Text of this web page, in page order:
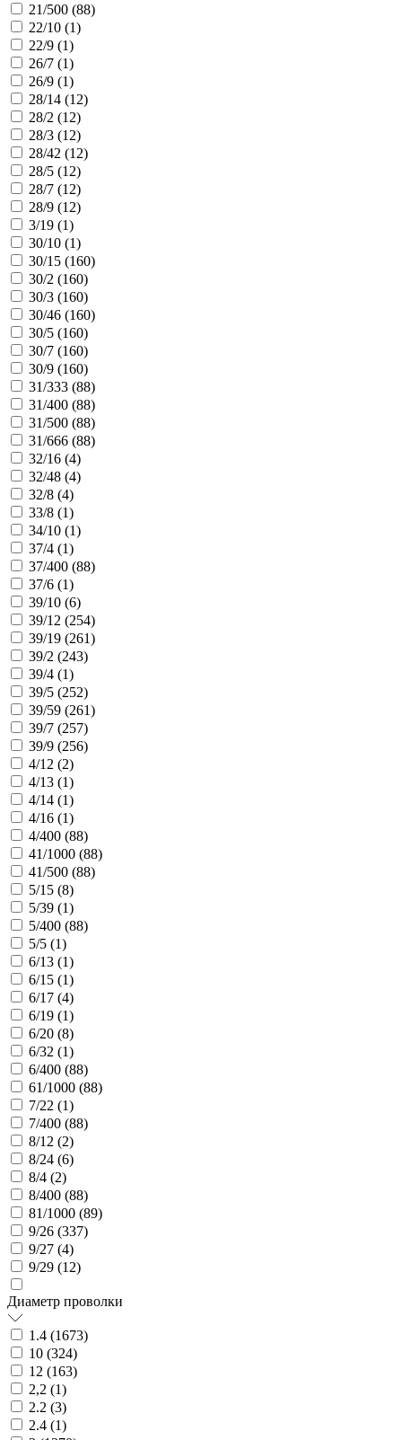
21/500 (88)
22/10 (1)
22/9 (1)
26/7 (1)
26/9 (1)
28/14 (12)
28/2 (12)
28/3 (12)
28/42 (12)
28/5 (12)
28/7 (12)
28/9 (12)
3/19 (1)
30/10 (1)
30/15 (160)
30/2 (160)
30/3 (160)
30/46 (160)
30/5 (160)
30/7 (160)
30/9 (160)
31/333 (88)
31/400 (88)
31/500 (88)
31/666 (88)
32/16 (4)
32/48 (4)
32/8 (4)
33/8 (1)
34/10 (1)
37/4 (1)
37/400 (88)
37/6 (1)
39/10 (6)
39/12 (254)
39/19 (261)
39/2 (243)
39/4 (1)
39/5 (252)
39/59 (261)
39/7 (257)
39/9 (256)
4/12 (2)
4/13 (1)
4/14 (1)
4/16 (1)
4/400 (88)
41/1000 (88)
41/500 (88)
5/15 (8)
5/39 (1)
5/400 (88)
5/5 (1)
6/13 (1)
6/15 (1)
6/17 (4)
6/19 (1)
6/20 (8)
6/32 (1)
6/400 (88)
61/1000 (88)
7/22 (1)
7/400 (88)
8/12 (2)
8/24 (6)
8/4 (2)
8/400 (88)
81/1000 (89)
9/26 (337)
9/27 (4)
9/29 (12)
Диаметр проволки
1.4 (1673)
10 (324)
12 (163)
2,2 (1)
2.2 (3)
2.4 (1)